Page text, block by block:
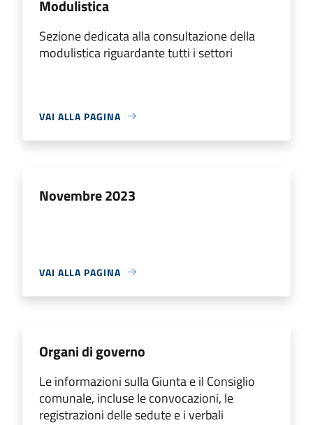
Modulistica
Sezione dedicata alla consultazione della
modulistica riguardante tutti i settori
VAI ALLA PAGINA
Novembre 2023
VAI ALLA PAGINA
Organi di governo
Le informazioni sulla Giunta e il Consiglio
comunale, incluse le convocazioni, le
registrazioni delle sedute e i verbali